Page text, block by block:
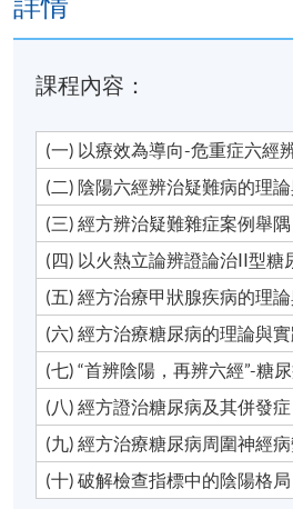
課程內容：
(一) 以療效為導向-危重症六經
(二) 陰陽六經辨治疑難病的理
(三) 經方辨治疑難雜症案例舉隅
(四) 以火熱立論辨證論治II型糖
(五) 經方治療甲狀腺疾病的理
(六) 經方治療糖尿病的理論與
(七) “首辨陰陽，再辨六經”-糖
(八) 經方證治糖尿病及其併發症
(九) 經方治療糖尿病周圍神經
(十) 破解檢查指標中的陰陽格局